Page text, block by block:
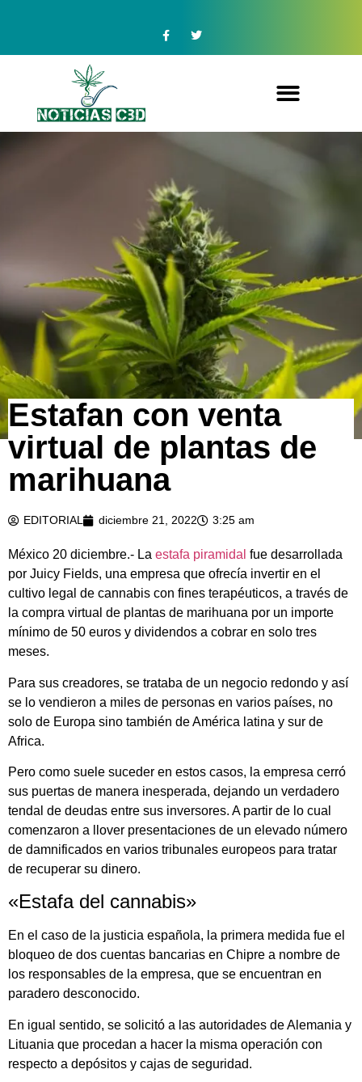
Estafan con venta
virtual de plantas de
marihuana
EDITORIAL diciembre 21, 2022 3:25 am
México 20 diciembre.- La estafa piramidal fue desarrollada
por Juicy Fields, una empresa que ofrecía invertir en el
cultivo legal de cannabis con fines terapéuticos, a través de
la compra virtual de plantas de marihuana por un importe
mínimo de 50 euros y dividendos a cobrar en solo tres
meses.
Para sus creadores, se trataba de un negocio redondo y así
se lo vendieron a miles de personas en varios países, no
solo de Europa sino también de América latina y sur de
Africa.
Pero como suele suceder en estos casos, la empresa cerró
sus puertas de manera inesperada, dejando un verdadero
tendal de deudas entre sus inversores. A partir de lo cual
comenzaron a llover presentaciones de un elevado número
de damnificados en varios tribunales europeos para tratar
de recuperar su dinero.
«Estafa del cannabis»
En el caso de la justicia española, la primera medida fue el
bloqueo de dos cuentas bancarias en Chipre a nombre de
los responsables de la empresa, que se encuentran en
paradero desconocido.
En igual sentido, se solicitó a las autoridades de Alemania y
Lituania que procedan a hacer la misma operación con
respecto a depósitos y cajas de seguridad.